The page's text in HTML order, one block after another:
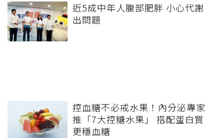
近5成中年人腹部肥胖 小心代謝
出問題
控血糖不必戒水果！內分泌專家
推「7大控糖水果」 搭配蛋白質
更穩血糖